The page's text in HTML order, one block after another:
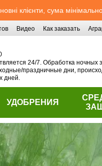
клієнти, сума
Видео Как заказать
24/7. Обработка ночных
праздничные дни,
дней.
УДОБРЕНИЯ